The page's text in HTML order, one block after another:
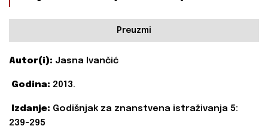
Preuzmi
Autor(i): Jasna Ivančić
Godina: 2013.
Izdanje: Godišnjak za znanstvena istraživanja 5:
239-295